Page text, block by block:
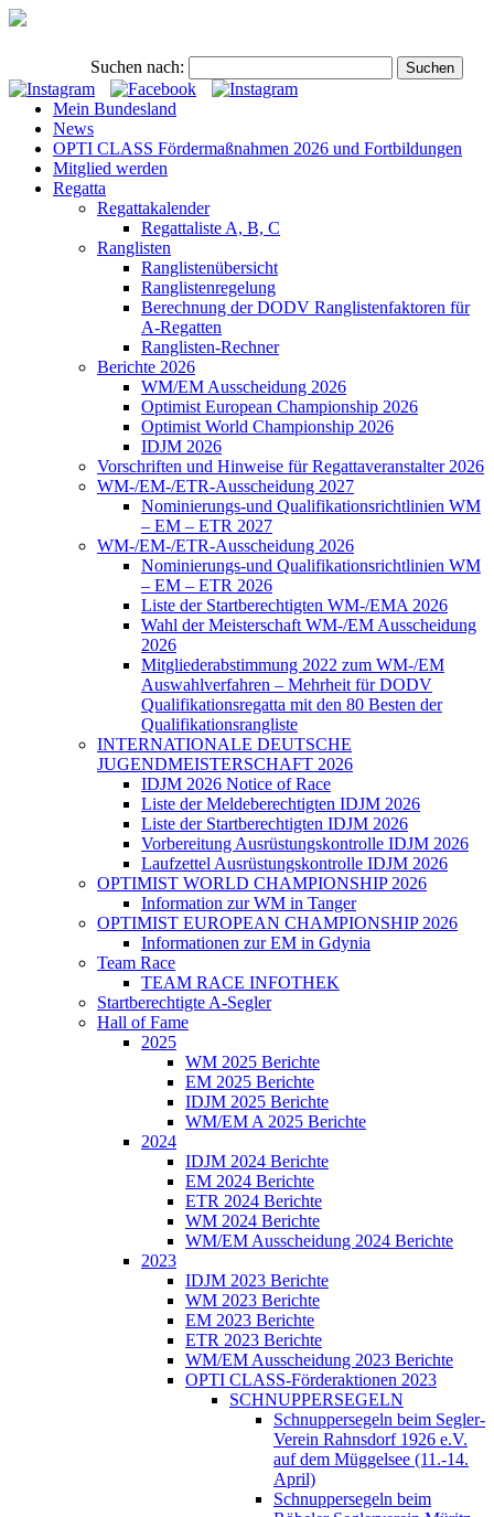
Suchen nach:
Mein Bundesland
News
OPTI CLASS Fördermaßnahmen 2026 und Fortbildungen
Mitglied werden
Regatta
Regattakalender
Regattaliste A, B, C
Ranglisten
Ranglistenübersicht
Ranglistenregelung
Berechnung der DODV Ranglistenfaktoren für
A-Regatten
Ranglisten-Rechner
Berichte 2026
WM/EM Ausscheidung 2026
Optimist European Championship 2026
Optimist World Championship 2026
IDJM 2026
Vorschriften und Hinweise für Regattaveranstalter 2026
WM-/EM-/ETR-Ausscheidung 2027
Nominierungs-und Qualifikationsrichtlinien WM
– EM – ETR 2027
WM-/EM-/ETR-Ausscheidung 2026
Nominierungs-und Qualifikationsrichtlinien WM
– EM – ETR 2026
Liste der Startberechtigten WM-/EMA 2026
Wahl der Meisterschaft WM-/EM Ausscheidung
2026
Mitgliederabstimmung 2022 zum WM-/EM
Auswahlverfahren – Mehrheit für DODV
Qualifikationsregatta mit den 80 Besten der
Qualifikationsrangliste
INTERNATIONALE DEUTSCHE
JUGENDMEISTERSCHAFT 2026
IDJM 2026 Notice of Race
Liste der Meldeberechtigten IDJM 2026
Liste der Startberechtigten IDJM 2026
Vorbereitung Ausrüstungskontrolle IDJM 2026
Laufzettel Ausrüstungskontrolle IDJM 2026
OPTIMIST WORLD CHAMPIONSHIP 2026
Information zur WM in Tanger
OPTIMIST EUROPEAN CHAMPIONSHIP 2026
Informationen zur EM in Gdynia
Team Race
TEAM RACE INFOTHEK
Startberechtigte A-Segler
Hall of Fame
2025
WM 2025 Berichte
EM 2025 Berichte
IDJM 2025 Berichte
WM/EM A 2025 Berichte
2024
IDJM 2024 Berichte
EM 2024 Berichte
ETR 2024 Berichte
WM 2024 Berichte
WM/EM Ausscheidung 2024 Berichte
2023
IDJM 2023 Berichte
WM 2023 Berichte
EM 2023 Berichte
ETR 2023 Berichte
WM/EM Ausscheidung 2023 Berichte
OPTI CLASS-Förderaktionen 2023
SCHNUPPERSEGELN
Schnuppersegeln beim Segler-
Verein Rahnsdorf 1926 e.V.
auf dem Müggelsee (11.-14.
April)
Schnuppersegeln beim